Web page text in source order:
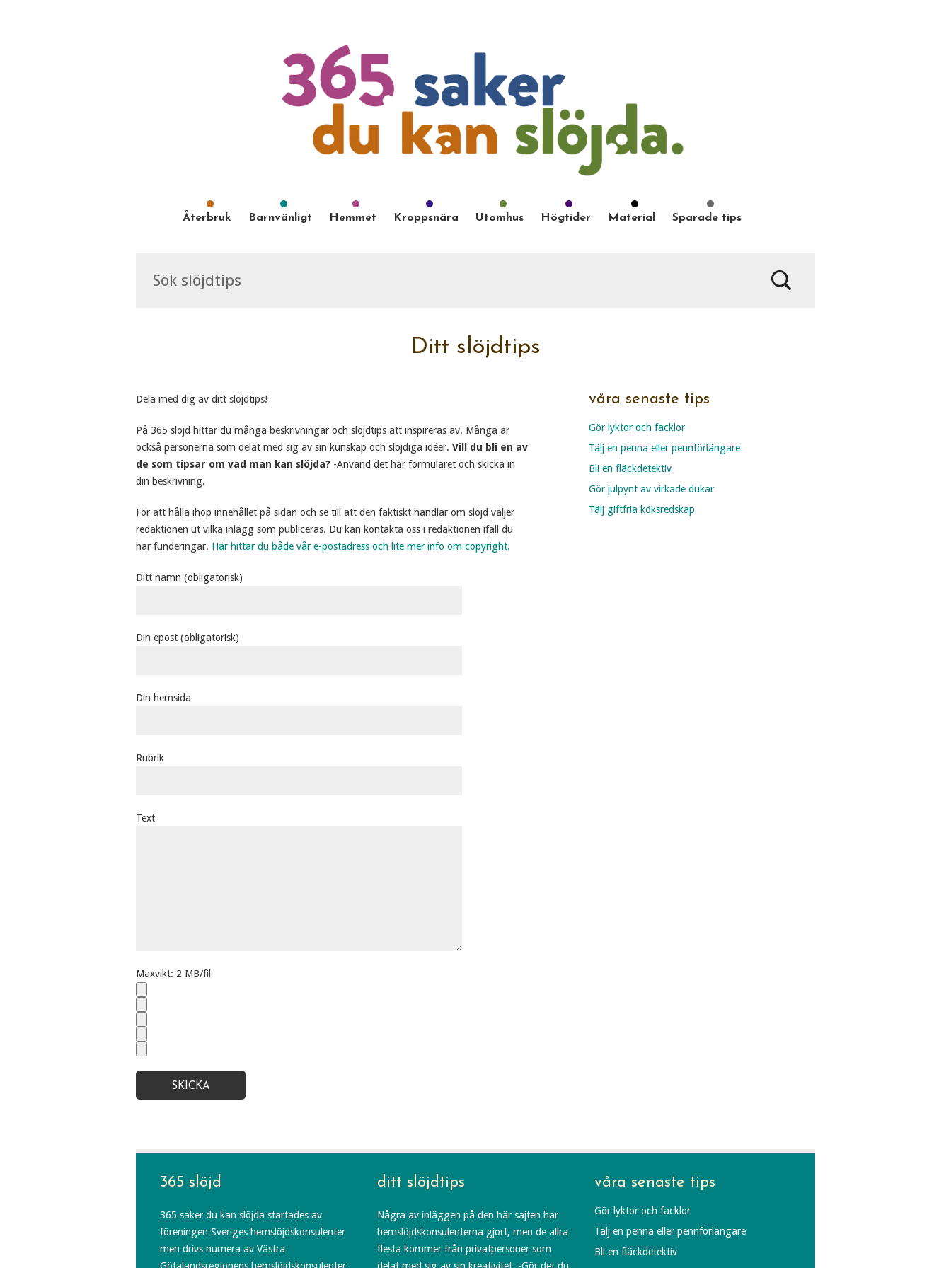
Återbruk Barnvänligt Hemmet Kroppsnära Utomhus Högtider Material Sparade tips
Ditt slöjdtips
Dela med dig av ditt slöjdtips!
På 365 slöjd hittar du många beskrivningar och slöjdtips att inspireras av. Många är
också personerna som delat med sig av sin kunskap och slöjdiga idéer. Vill du bli en av
de som tipsar om vad man kan slöjda? -Använd det här formuläret och skicka in
din beskrivning.
För att hålla ihop innehållet på sidan och se till att den faktiskt handlar om slöjd väljer
redaktionen ut vilka inlägg som publiceras. Du kan kontakta oss i redaktionen ifall du
har funderingar. Här hittar du både vår e-postadress och lite mer info om copyright.
Ditt namn (obligatorisk)
Din epost (obligatorisk)
Din hemsida
Rubrik
Text
Maxvikt: 2 MB/fil
våra senaste tips
Gör lyktor och facklor
Tälj en penna eller pennförlängare
Bli en fläckdetektiv
Gör julpynt av virkade dukar
Tälj giftfria köksredskap
365 slöjd
365 saker du kan slöjda startades av
föreningen Sveriges hemslöjdskonsulenter
men drivs numera av Västra
Götalandsregionens hemslöjdskonsulenter
ditt slöjdtips
Några av inläggen på den här sajten har
hemslöjdskonsulenterna gjort, men de allra
flesta kommer från privatpersoner som
delat med sig av sin kreativitet. -Gör det du
våra senaste tips
Gör lyktor och facklor
Tälj en penna eller pennförlängare
Bli en fläckdetektiv